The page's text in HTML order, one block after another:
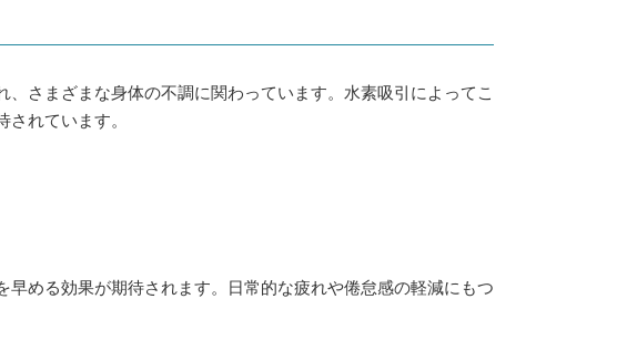
さまざまな身体の不調に関わっています。水素吸引によってこ
れています。
める効果が期待されます。日常的な疲れや倦怠感の軽減にもつ